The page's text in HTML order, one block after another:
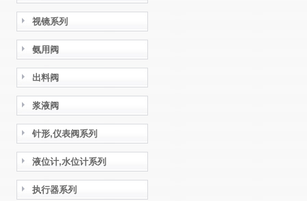
视镜系列
氨用阀
出料阀
浆液阀
针形,仪表阀系列
液位计,水位计系列
执行器系列